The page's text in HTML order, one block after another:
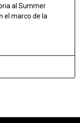
al Summer
el marco de la